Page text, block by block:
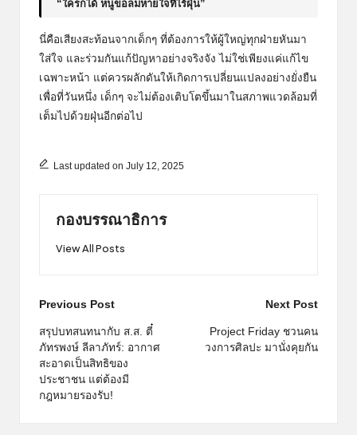
“ใครก็ได้ หนูขอลมหายใจที่ไร้ฝุ่น”
นี่คือเสียงสะท้อนจากเด็กๆ ที่ต้องการให้ผู้ใหญ่ทุกฝ่ายหันมา
ใส่ใจ และร่วมกันแก้ปัญหาอย่างจริงจัง ไม่ใช่เพียงแค่แก้ไข
เฉพาะหน้า แต่ควรผลักดันให้เกิดการเปลี่ยนแปลงอย่างยั่งยืน
เพื่อที่วันหนึ่ง เด็กๆ จะไม่ต้องเติบโตขึ้นมาในสภาพแวดล้อมที่
เต็มไปด้วยฝุ่นอีกต่อไป
Last updated on July 12, 2025
กองบรรณาธิการ
View All Posts
Post
navigation
Previous Post
สรุปบทสนทนากับ ส.ส. ตี๋
ภัทรพงษ์ ลีลาภัทร์: อากาศ
สะอาดเป็นสิทธิของ
ประชาชน แต่ต้องมี
กฎหมายรองรับ!
Next Post
Project Friday ชวนคน
วงการศิลปะ มานั่งคุยกัน